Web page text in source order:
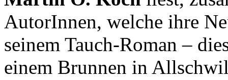
AutorInnen, welche ihre
seinem Tauch-Roman –
einem Brunnen in